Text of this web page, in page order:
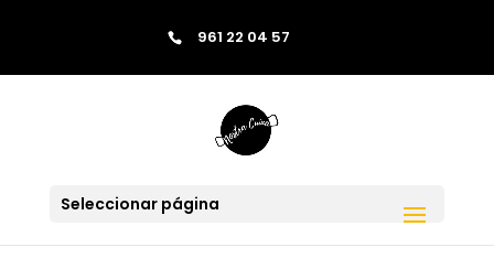
961 22 04 57
Saltar al contenido
Seleccionar página